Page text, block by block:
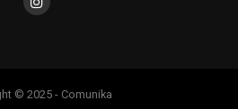
© 2025 - Comunika